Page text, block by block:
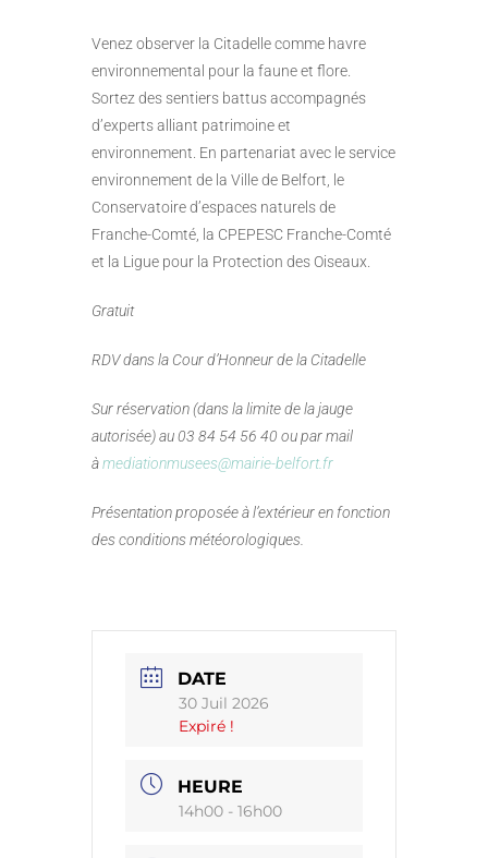
Venez observer la Citadelle comme havre
environnemental pour la faune et flore.
Sortez des sentiers battus accompagnés
d’experts alliant patrimoine et
environnement. En partenariat avec le service
environnement de la Ville de Belfort, le
Conservatoire d’espaces naturels de
Franche-Comté, la CPEPESC Franche-Comté
et la Ligue pour la Protection des Oiseaux.
Gratuit
RDV dans la Cour d’Honneur de la Citadelle
Sur réservation (dans la limite de la jauge
autorisée) au 03 84 54 56 40 ou par mail
àmediationmusees@mairie-belfort.fr
Présentation proposée à l’extérieur en fonction
des conditions météorologiques.
DATE
30 Juil 2026
Expiré !
HEURE
14h00 - 16h00